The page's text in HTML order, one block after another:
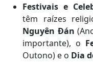
Festivais e
têm raízes
Nguyên Đán
importante), o
Outono) e o Dia